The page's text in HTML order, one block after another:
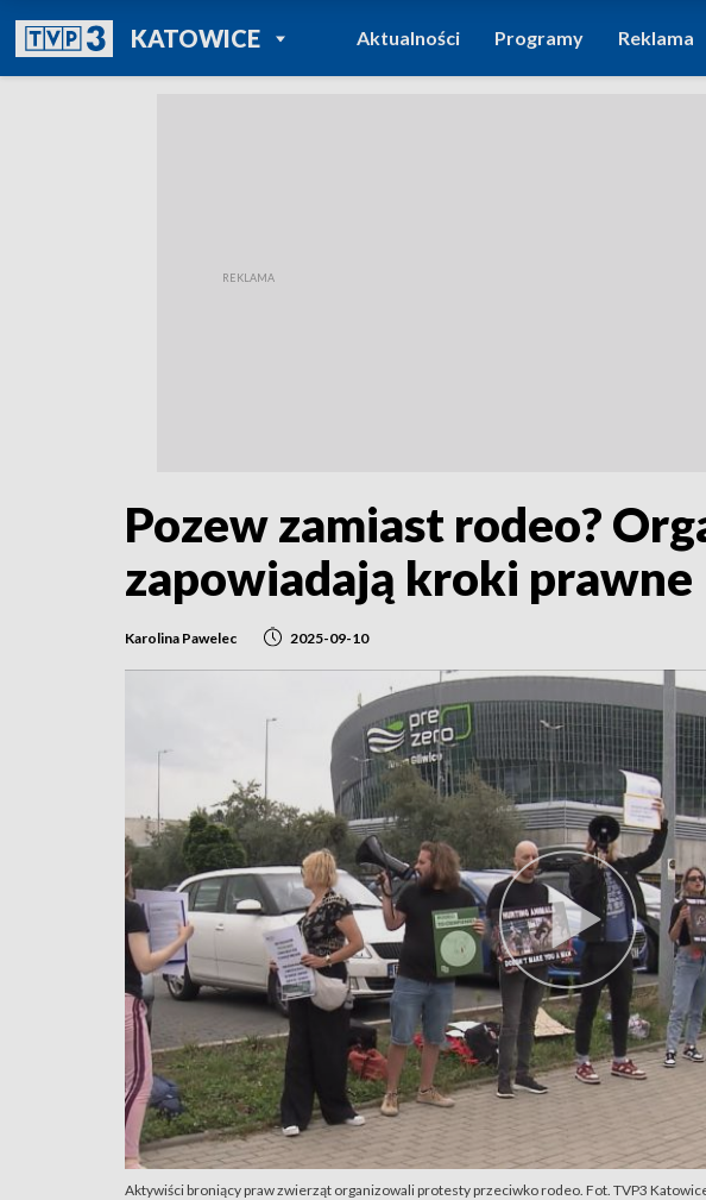
KATOWICEPOWRÓT DO
TVP REGIONY
Aktualności Programy Reklama
Pozew zamiast rodeo?
zapowiadają kroki prawne
Karolina Pawelec 2025-09-10
Aktywiści broniący praw zwierząt organizowali protesty przeciwko rodeo. Fot. TVP3